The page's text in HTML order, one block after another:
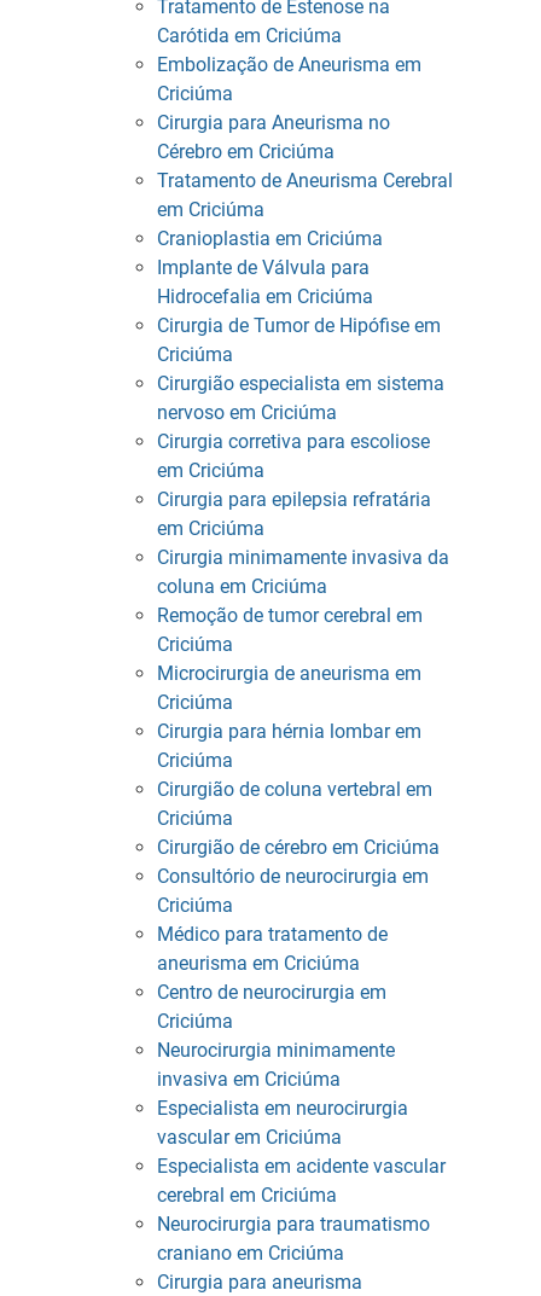
Tratamento de Estenose na
Carótida em Criciúma
Embolização de Aneurisma em
Criciúma
Cirurgia para Aneurisma no
Cérebro em Criciúma
Tratamento de Aneurisma Cerebral
em Criciúma
Cranioplastia em Criciúma
Implante de Válvula para
Hidrocefalia em Criciúma
Cirurgia de Tumor de Hipófise em
Criciúma
Cirurgião especialista em sistema
nervoso em Criciúma
Cirurgia corretiva para escoliose
em Criciúma
Cirurgia para epilepsia refratária
em Criciúma
Cirurgia minimamente invasiva da
coluna em Criciúma
Remoção de tumor cerebral em
Criciúma
Microcirurgia de aneurisma em
Criciúma
Cirurgia para hérnia lombar em
Criciúma
Cirurgião de coluna vertebral em
Criciúma
Cirurgião de cérebro em Criciúma
Consultório de neurocirurgia em
Criciúma
Médico para tratamento de
aneurisma em Criciúma
Centro de neurocirurgia em
Criciúma
Neurocirurgia minimamente
invasiva em Criciúma
Especialista em neurocirurgia
vascular em Criciúma
Especialista em acidente vascular
cerebral em Criciúma
Neurocirurgia para traumatismo
craniano em Criciúma
Cirurgia para aneurisma